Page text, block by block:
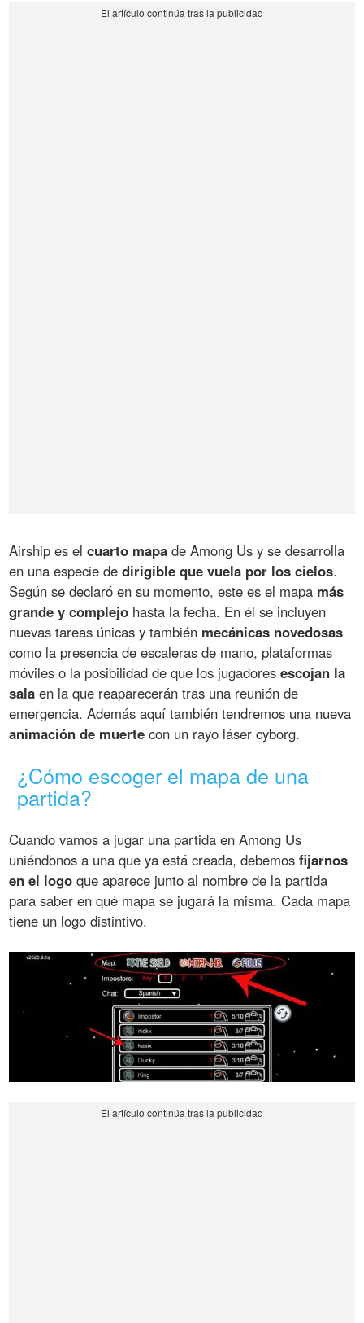
Airship es elcuarto mapa de Among Us y se desarrolla
en una especie dedirigible que vuela por los cielos.
Según se declaró en su momento, este es el mapa más
grande y complejo hasta la fecha. En él se incluyen
nuevas tareas únicas y también mecánicas novedosas
como la presencia de escaleras de mano, plataformas
móviles o la posibilidad de que los jugadoresescojan la
sala en la que reaparecerán tras una reunión de
emergencia. Además aquí también tendremos una nueva
animación de muerte con un rayo láser cyborg.
¿Cómo escoger el mapa de una
partida?
Cuando vamos a jugar una partida en Among Us
uniéndonos a una que ya está creada, debemosfijarnos
en el logo que aparece junto al nombre de la partida
para saber en qué mapa se jugará la misma. Cada mapa
tiene un logo distintivo.